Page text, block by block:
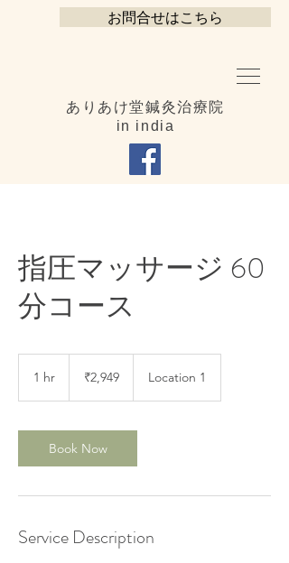
お問合せはこちら
ありあけ堂鍼灸治療院
in india
指圧マッサージ 60
分コース
1 hr
rupees₹2,949 Location 1
Book Now
Service Description